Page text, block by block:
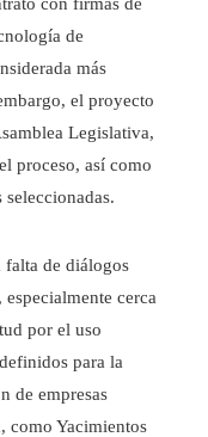
de
más
el proyecto
Legislativa,
proceso, así como
falta de diálogos
cerca
por el uso
para la
de empresas
como Yacimientos